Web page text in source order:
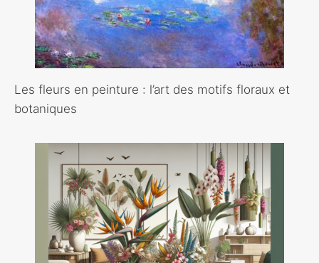
Les fleurs en peinture : l’art des motifs floraux et
botaniques